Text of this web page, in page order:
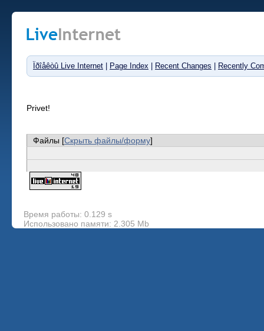
Ïðîåêòû Live Internet Page Index Recent Changes Recently
Privet!
Файлы [Скрыть файлы/форму]
Время работы: 0.129 s
Использовано памяти: 2.305 Mb